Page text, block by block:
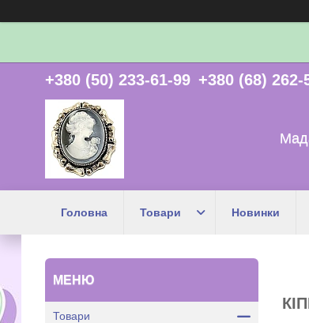
+380 (50) 233-61-99 +380 (68) 262-
Головна Товари Новинки
Товари